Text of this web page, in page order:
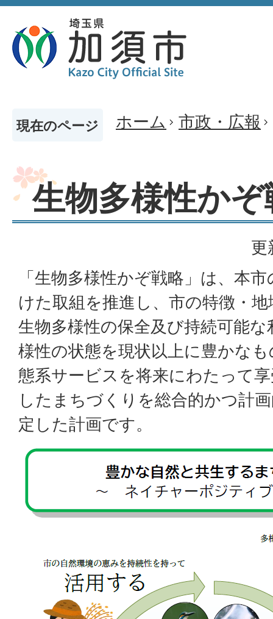
現在のページ ホーム 市政・広報
生物多様性かぞ
更
「生物多様性かぞ戦略」は、本
けた取組を推進し、市の特徴・
生物多様性の保全及び持続可能
様性の状態を現状以上に豊かな
態系サービスを将来にわたって
したまちづくりを総合的かつ計
定した計画です。